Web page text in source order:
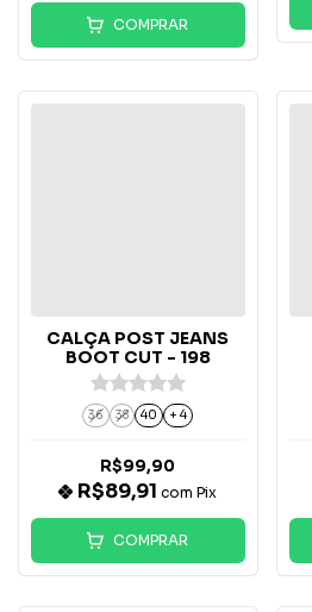
COMPRAR
CALÇA POST JEANS
BOOT CUT - 198
36 38 40 + 4
R$99,90
R$89,91com Pix
COMPRAR